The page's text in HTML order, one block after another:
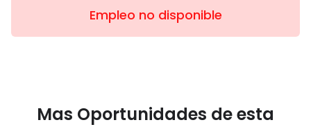
Empleo no disponible
Mas Oportunidades de esta